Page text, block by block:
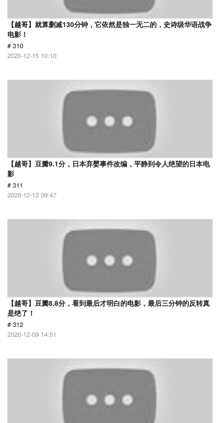
【越哥】就算删减130分钟，它依然是独一无二的，史诗级华语战争
电影！
# 310
2020-12-15 10:10
【越哥】豆瓣9.1分，日本弃婴事件改编，平静到令人绝望的日本电
影
# 311
2020-12-12 09:47
【越哥】豆瓣8.8分，看到最后才明白的电影，最后三分钟的反转真
是绝了！
# 312
2020-12-09 14:51